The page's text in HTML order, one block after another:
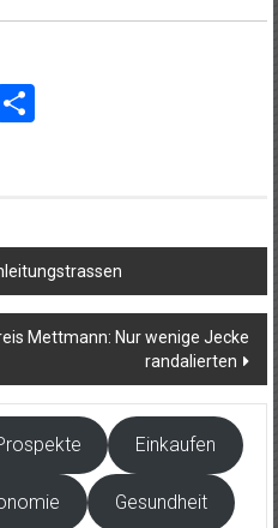
Teilen
Mettmann: Nur wenige Jecke
randalierten
Einkaufen
Gesundheit